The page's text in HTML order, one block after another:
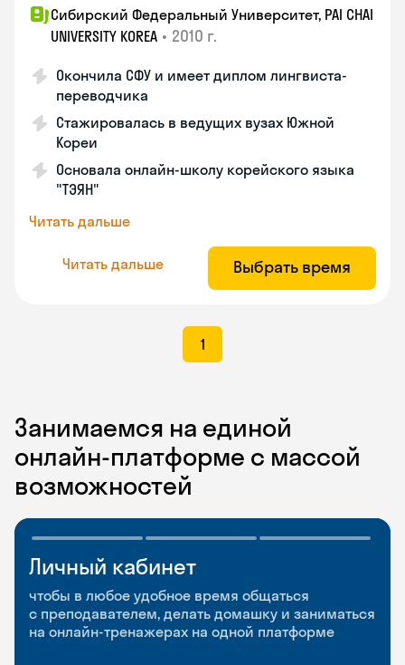
Сибирский Федеральный Университет, PAI CHAI
UNIVERSITY KOREA • 2010 г.
Окончила СФУ и имеет диплом лингвиста-
переводчика
Стажировалась в ведущих вузах Южной
Кореи
Основала онлайн-школу корейского языка
"ТЭЯН"
Читать дальше
Читать дальше Выбрать время
1
Занимаемся на единой
онлайн-платформе с массой
возможностей
Личный кабинет
чтобы в любое удобное время общаться
с преподавателем, делать домашку и заниматься
на онлайн-тренажерах на одной платформе
Мобильное
приложение
чтобы заниматься и изучать новые слова где
и когда удобно
Разговорные клубы
и Talks
Групповые занятия для разговорной практики
и индивидуальные встречи с преподавателями